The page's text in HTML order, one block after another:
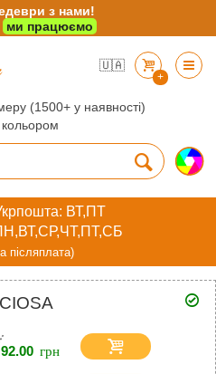
🇺🇦
+
(1500+ у наявності)
кольором
ВТ,ПТ
післяплата)
92.00
з нами!
ми працюємо